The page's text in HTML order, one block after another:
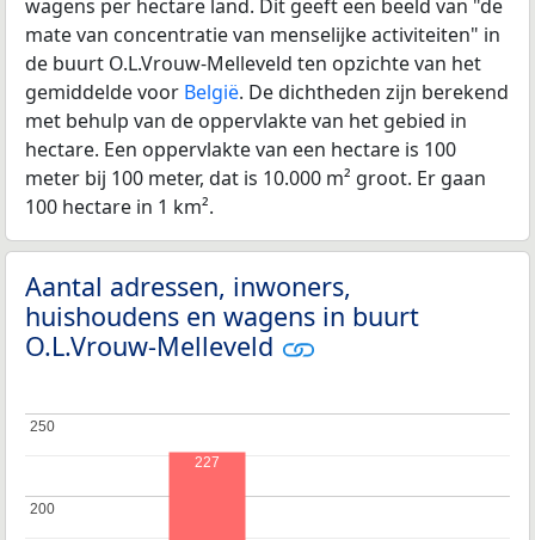
wagens per hectare land. Dit geeft een beeld van "de
mate van concentratie van menselijke activiteiten" in
de buurt O.L.Vrouw-Melleveld ten opzichte van het
gemiddelde voor België. De dichtheden zijn berekend
met behulp van de oppervlakte van het gebied in
hectare. Een oppervlakte van een hectare is 100
meter bij 100 meter, dat is 10.000 m² groot. Er gaan
100 hectare in 1 km².
Aantal adressen, inwoners,
huishoudens en wagens in buurt
O.L.Vrouw-Melleveld
200
200
250
250
227